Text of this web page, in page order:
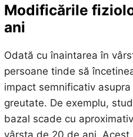
Modificările
ani
Odată cu înaintarea în
persoane tinde să
impact semnificativ
greutate. De exemplu,
bazal scade cu
vârsta de 20 de ani.